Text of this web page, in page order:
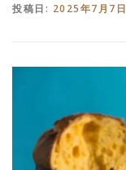
投稿日: 2025年7月7日